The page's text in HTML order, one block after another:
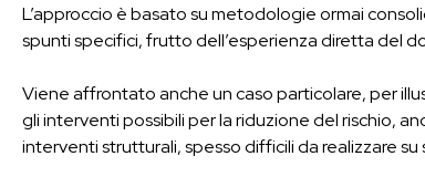
L’approccio è basato su metodologie ormai
spunti specifici, frutto dell’esperienza diretta del
Viene affrontato anche un caso particolare, per
gli interventi possibili per la riduzione del rischio,
interventi strutturali, spesso difficili da realizzare